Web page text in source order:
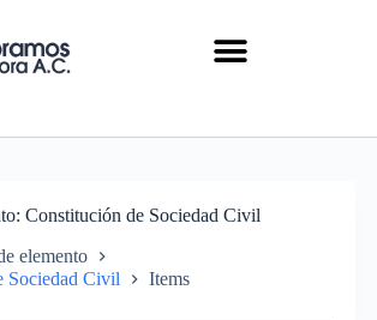
Constitución de Sociedad Civil
elemento
Sociedad Civil
Items